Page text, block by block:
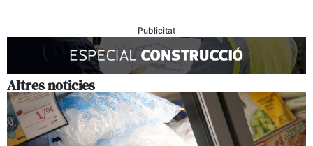
Publicitat
Altres noticies